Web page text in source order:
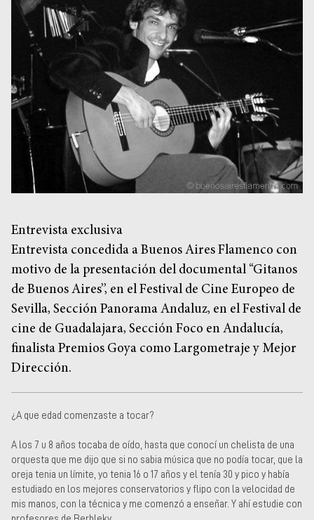
culturales
Teatros y salas
Festivales
Circuitos y rutas del
flamenco
Entrevista exclusiva
Entrevista concedida a Buenos Aires Flamenco con
motivo de la presentación del documental “Gitanos
de Buenos Aires”, en el Festival de Cine Europeo de
Sevilla, Sección Panorama Andaluz, en el Festival de
cine de Guadalajara, Sección Foco en Andalucía,
finalista Premios Goya como Largometraje y Mejor
Dirección.
¿A que edad comenzaste a tocar?
A los 7 u 8 años tocaba de oído, hasta que conocí un chelista de una
orquesta que me dijo que si no sabia música que no podía tocar, que la
oreja tenia un límite, yo tenia 16 o 17 años y el tenía 30 y pico y había
estudiado en los mejores conservatorios y flipo con la velocidad de
mis manos, con la técnica y me comenzó a enseñar. Y ahí estudie con